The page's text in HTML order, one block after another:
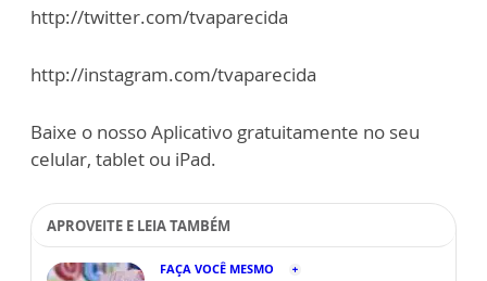
http://twitter.com/tvaparecida
http://instagram.com/tvaparecida
Baixe o nosso Aplicativo gratuitamente no seu
celular, tablet ou iPad.
APROVEITE E LEIA TAMBÉM
FAÇA VOCÊ MESMO